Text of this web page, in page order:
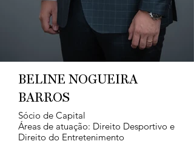
BELINE NOGUEIRA
BARROS
Sócio de Capital
Áreas de atuação: Direito Desportivo e
Direito do Entretenimento